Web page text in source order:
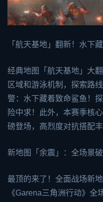
「航天基地」翻新！水下
经典地图「航天基地」大
区域和游泳机制，探索路
警：水下藏着致命鲨鱼！
险中求！此外，本赛季核
磅登场，高烈度对抗搭配
新地图「余震」：全场景
最顶的来了！全面战场新
《Garena三角洲行动》